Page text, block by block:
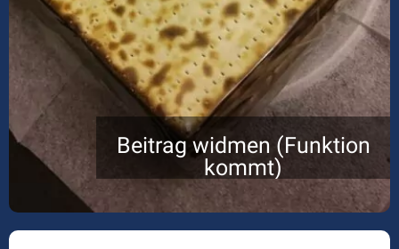
Beitrag widmen (Funktion
kommt)